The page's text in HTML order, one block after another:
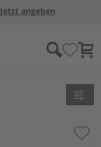
Jetzt angeben